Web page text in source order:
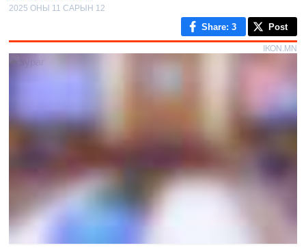
2025 ОНЫ 11 САРЫН 12
Share: 3 Post
IKON.MN